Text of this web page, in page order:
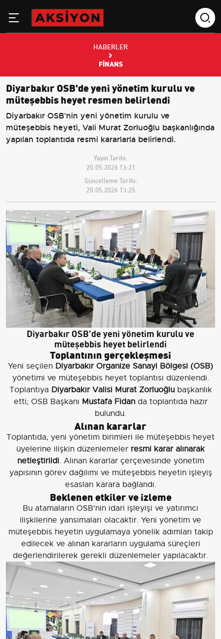
HABERLER
FINANS
Diyarbakır OSB'de yeni yönetim kurulu ve
müteşebbis heyet resmen belirlendi
Diyarbakır OSB'nin yeni yönetim kurulu ve
müteşebbis heyeti, Vali Murat Zorluoğlu başkanlığında
yapılan toplantıda resmi kararlarla belirlendi.
Yayın Tarihi:
20.05.2026 13:21
Güncelleme Tarihi:
20.05.2026 13:25
Diyarbakır OSB'de yeni yönetim kurulu ve
müteşebbis heyet belirlendi
Toplantının gerçekleşmesi
Yeni seçilen Diyarbakır Organize Sanayi Bölgesi (OSB)
yönetimi ve müteşebbis heyet toplantısı düzenlendi.
Toplantıya Diyarbakır Valisi Murat Zorluoğlubaşkanlık
etti; OSB Başkanı Mustafa Fidanda toplantıda hazır
bulundu.
Alınan kararlar
Toplantıda, yeni yönetim birimleri ile müteşebbis heyet
üyelerine ilişkin düzenlemeler resmi karar alınarak
netleştirildi. Alınan kararlar çerçevesinde yönetim
yapısının görev dağılımı ve müteşebbis heyetin işleyiş
esasları karara bağlandı.
Beklenen etkiler ve izleme
Bu atamaların OSB'nin idari işleyişi ve yatırımcı
ilişkilerine yansımaları olacaktır. Yeni yönetim ve
müteşebbis heyetin uygulamaya yönelik adımları takip
edilecek ve alınan kararların uygulama süreçleri
değerlendirilerek gerekli düzenlemeler yapılacaktır.